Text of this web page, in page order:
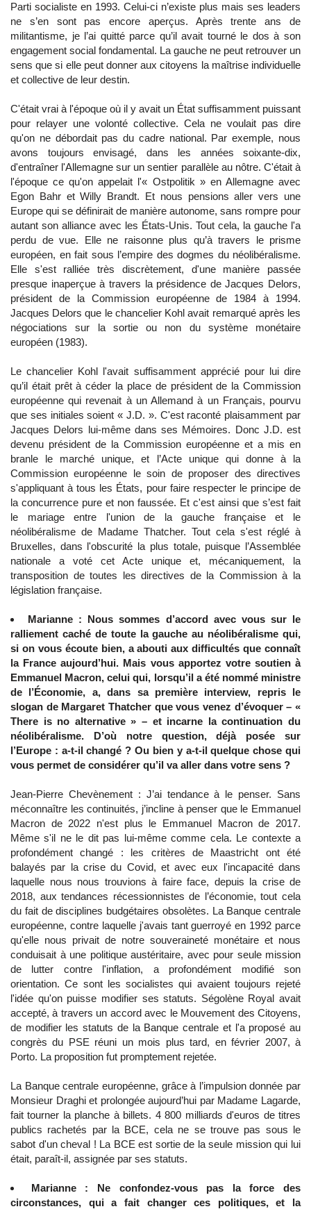
Parti socialiste en 1993. Celui-ci n’existe plus mais ses leaders
ne s’en sont pas encore aperçus. Après trente ans de
militantisme, je l’ai quitté parce qu’il avait tourné le dos à son
engagement social fondamental. La gauche ne peut retrouver un
sens que si elle peut donner aux citoyens la maîtrise individuelle
et collective de leur destin.
C'était vrai à l'époque où il y avait un État suffisamment puissant
pour relayer une volonté collective. Cela ne voulait pas dire
qu'on ne débordait pas du cadre national. Par exemple, nous
avons toujours envisagé, dans les années soixante-dix,
d'entraîner l'Allemagne sur un sentier parallèle au nôtre. C'était à
l'époque ce qu'on appelait l'« Ostpolitik » en Allemagne avec
Egon Bahr et Willy Brandt. Et nous pensions aller vers une
Europe qui se définirait de manière autonome, sans rompre pour
autant son alliance avec les États-Unis. Tout cela, la gauche l'a
perdu de vue. Elle ne raisonne plus qu’à travers le prisme
européen, en fait sous l’empire des dogmes du néolibéralisme.
Elle s'est ralliée très discrètement, d'une manière passée
presque inaperçue à travers la présidence de Jacques Delors,
président de la Commission européenne de 1984 à 1994.
Jacques Delors que le chancelier Kohl avait remarqué après les
négociations sur la sortie ou non du système monétaire
européen (1983).
Le chancelier Kohl l'avait suffisamment apprécié pour lui dire
qu’il était prêt à céder la place de président de la Commission
européenne qui revenait à un Allemand à un Français, pourvu
que ses initiales soient « J.D. ». C'est raconté plaisamment par
Jacques Delors lui-même dans ses Mémoires. Donc J.D. est
devenu président de la Commission européenne et a mis en
branle le marché unique, et l’Acte unique qui donne à la
Commission européenne le soin de proposer des directives
s'appliquant à tous les États, pour faire respecter le principe de
la concurrence pure et non faussée. Et c'est ainsi que s’est fait
le mariage entre l'union de la gauche française et le
néolibéralisme de Madame Thatcher. Tout cela s'est réglé à
Bruxelles, dans l'obscurité la plus totale, puisque l’Assemblée
nationale a voté cet Acte unique et, mécaniquement, la
transposition de toutes les directives de la Commission à la
législation française.
Marianne : Nous sommes d’accord avec vous sur le
ralliement caché de toute la gauche au néolibéralisme qui,
si on vous écoute bien, a abouti aux difficultés que connaît
la France aujourd’hui. Mais vous apportez votre soutien à
Emmanuel Macron, celui qui, lorsqu’il a été nommé ministre
de l’Économie, a, dans sa première interview, repris le
slogan de Margaret Thatcher que vous venez d’évoquer – «
There is no alternative » – et incarne la continuation du
néolibéralisme. D’où notre question, déjà posée sur
l’Europe : a-t-il changé ? Ou bien y a-t-il quelque chose qui
vous permet de considérer qu’il va aller dans votre sens ?
Jean-Pierre Chevènement : J’ai tendance à le penser. Sans
méconnaître les continuités, j’incline à penser que le Emmanuel
Macron de 2022 n'est plus le Emmanuel Macron de 2017.
Même s'il ne le dit pas lui-même comme cela. Le contexte a
profondément changé : les critères de Maastricht ont été
balayés par la crise du Covid, et avec eux l'incapacité dans
laquelle nous nous trouvions à faire face, depuis la crise de
2018, aux tendances récessionnistes de l’économie, tout cela
du fait de disciplines budgétaires obsolètes. La Banque centrale
européenne, contre laquelle j'avais tant guerroyé en 1992 parce
qu'elle nous privait de notre souveraineté monétaire et nous
conduisait à une politique austéritaire, avec pour seule mission
de lutter contre l'inflation, a profondément modifié son
orientation. Ce sont les socialistes qui avaient toujours rejeté
l'idée qu'on puisse modifier ses statuts. Ségolène Royal avait
accepté, à travers un accord avec le Mouvement des Citoyens,
de modifier les statuts de la Banque centrale et l'a proposé au
congrès du PSE réuni un mois plus tard, en février 2007, à
Porto. La proposition fut promptement rejetée.
La Banque centrale européenne, grâce à l’impulsion donnée par
Monsieur Draghi et prolongée aujourd’hui par Madame Lagarde,
fait tourner la planche à billets. 4 800 milliards d'euros de titres
publics rachetés par la BCE, cela ne se trouve pas sous le
sabot d'un cheval ! La BCE est sortie de la seule mission qui lui
était, paraît-il, assignée par ses statuts.
Marianne : Ne confondez-vous pas la force des
circonstances, qui a fait changer ces politiques, et la